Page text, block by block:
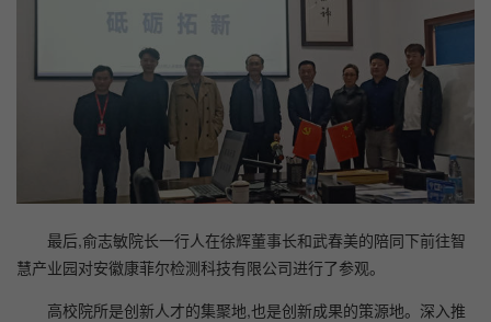
最后,俞志敏院长一行人在徐辉董事长和武春美的陪同下前往智
慧产业园对安徽康菲尔检测科技有限公司进行了参观。
高校院所是创新人才的集聚地,也是创新成果的策源地。深入推